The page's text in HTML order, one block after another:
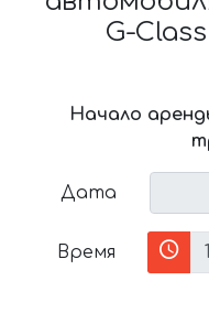
G-
Начало
Дата
Время